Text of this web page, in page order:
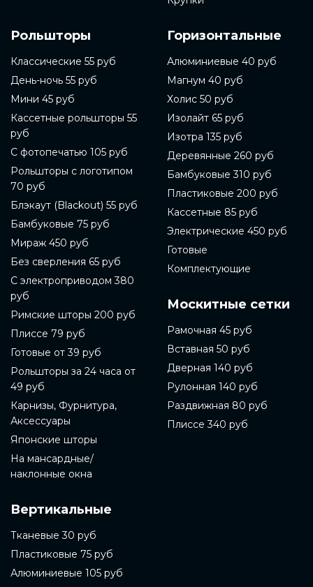
Рольшторы
Классические 55 руб
День-ночь 55 руб
Мини 45 руб
Кассетные рольшторы 55
руб
С фотопечатью 105 руб
Рольшторы с логотипом
70 руб
Блэкаут (Blackout) 55 руб
Бамбуковые 75 руб
Мираж 450 руб
Без сверления 65 руб
С электроприводом 380
руб
Римские шторы 200 руб
Плиссе 79 руб
Готовые от 39 руб
Рольшторы за 24 часа от
49 руб
Карнизы, Фурнитура,
Аксессуары
Японские шторы
На мансардные/
наклонные окна
Вертикальные
Тканевые 30 руб
Пластиковые 75 руб
Алюминиевые 105 руб
Горизонтальные
Алюминиевые 40 руб
Магнум 40 руб
Холис 50 руб
Изолайт 65 руб
Изотра 135 руб
Деревянные 260 руб
Бамбуковые 310 руб
Пластиковые 200 руб
Кассетные 85 руб
Электрические 450 руб
Готовые
Комплектующие
Москитные сетки
Рамочная 45 руб
Вставная 50 руб
Дверная 140 руб
Рулонная 140 руб
Раздвижная 80 руб
Плиссе 340 руб